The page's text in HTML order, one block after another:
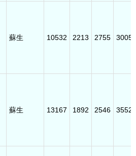
蘇生 10532 2213 2755 3005
蘇生 13167 1892 2546 3552